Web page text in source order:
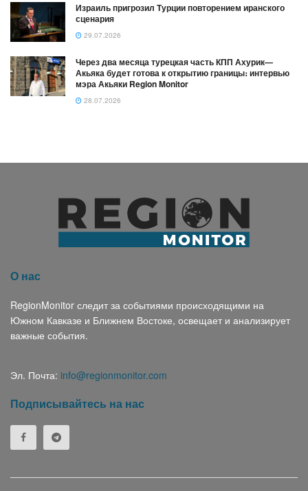
Израиль пригрозил Турции повторением иранского
сценария
29.07.2026
Через два месяца турецкая часть КПП Ахурик—
Акьяка будет готова к открытию границы։ интервью
мэра Акьяки Region Monitor
28.07.2026
О нас
RegionMonitor следит за событиями происходящими на
Южном Кавказе и Ближнем Востоке, освещает и анализирует
важные события.
Эл. Почта: info@regionmonitor.com
Подписывайтесь на нас